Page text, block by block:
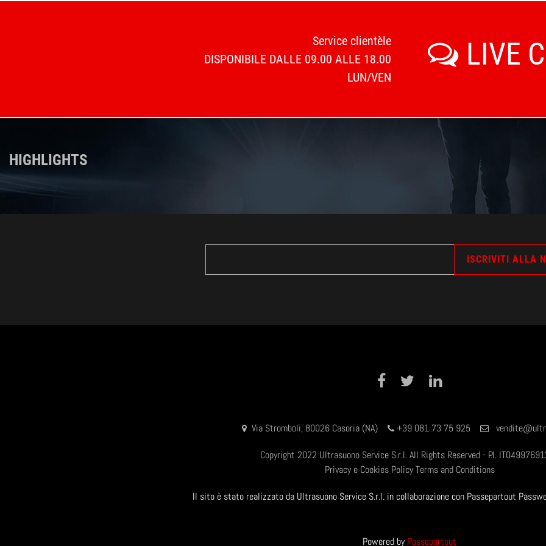
Service clientèle
DISPONIBILE DALLE 09.00 ALLE 18.00
LUN/VEN
LIVE
HIGHLIGHTS
Facebook Twitter
Via Stromboli, 80026 Casoria (NA) +39 081 73 75 925
Copyright 2022 Ultrasuono Service S.r.l. All Rights Reserved - P.I.
Privacy e Cookies Policy Terms and Conditions
Il sito è stato realizzato da Ultrasuono Service S.r.l. in collaborazione con Passepartout
Powered byPassepartout